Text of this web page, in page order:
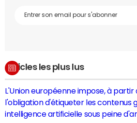
Articles les plus lus
L'Union européenne impose, à partir
l'obligation d'étiqueter les contenus
intelligence artificielle sous peine